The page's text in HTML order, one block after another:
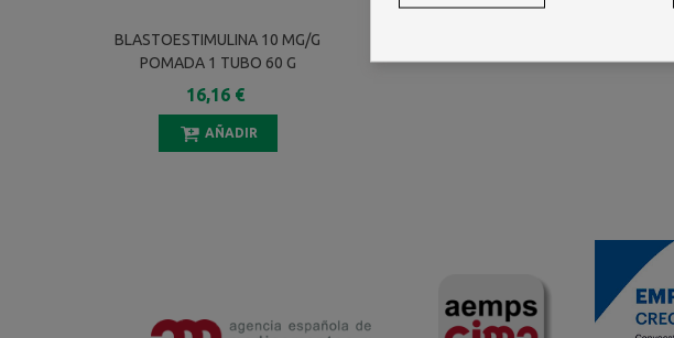
BLASTOESTIMULINA 10 MG/G
POMADA 1 TUBO 60 G
16,16 €
AÑADIR